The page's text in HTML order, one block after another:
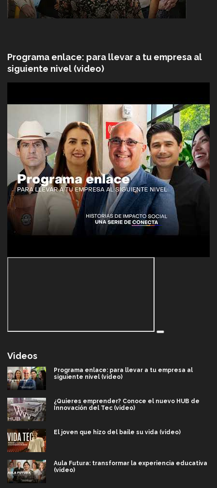
Programa enlace: para llevar a tu empresa al
siguiente nivel (video)
Videos
Programa enlace: para llevar a tu empresa al
siguiente nivel (video)
¿Quieres emprender? Conoce el nuevo HUB de
Innovación del Tec (video)
El joven que hizo del baile su vida (video)
Aula Futura: transformar la experiencia educativa
(video)